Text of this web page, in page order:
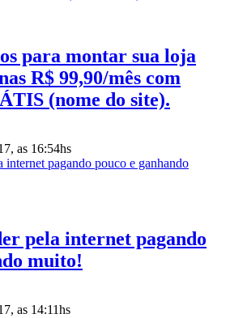
para montar sua loja
R$ 99,90/mês com
(nome do site).
as 16:54hs
pela internet pagando
muito!
as 14:11hs